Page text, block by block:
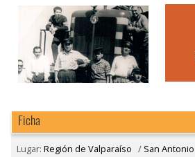
Ficha
Lugar: Región de Valparaíso / San Antonio